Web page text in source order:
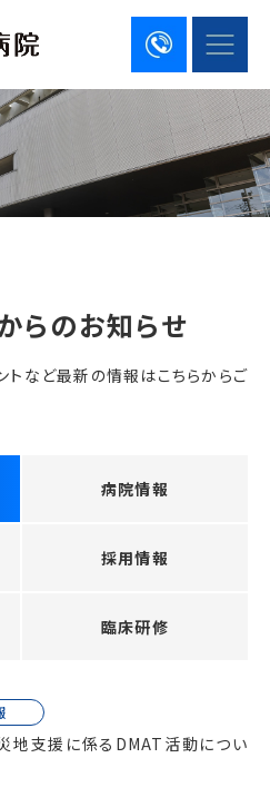
らのお知らせ
トなど最新の情報はこちらからご
病院情報
採用情報
臨床研修
地支援に係るDMAT活動につい